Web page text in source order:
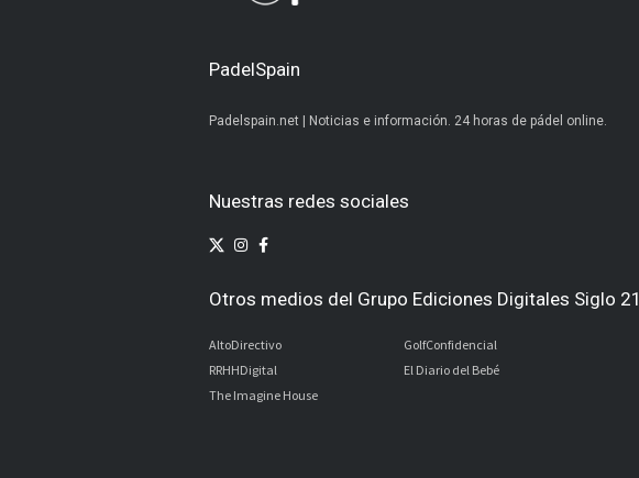
PadelSpain
Padelspain.net | Noticias e información. 24 horas de pádel online.
Nuestras redes sociales
Otros medios del Grupo Ediciones Digitales Siglo 21
AltoDirectivo
RRHHDigital
The Imagine House
GolfConfidencial
El Diario del Bebé